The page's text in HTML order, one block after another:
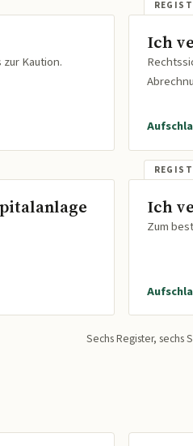
Kaution.
Ich
Ich
Zum
Sechs Register, sechs